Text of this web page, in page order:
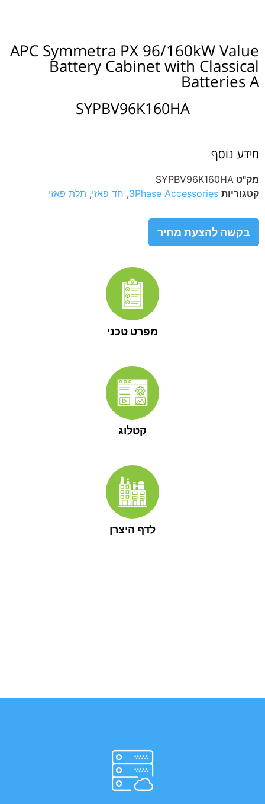
APC Symmetra PX 96/160kW Value
Battery Cabinet with Classical
Batteries A
SYPBV96K160HA
מידע נוסף
מק"ט SYPBV96K160HA
קטגוריות 3Phase Accessories
, חד פאזי, תלת פאזי
בקשה להצעת מחיר
מפרט טכני
קטלוג
לדף היצרן